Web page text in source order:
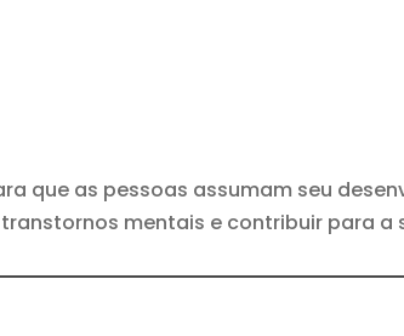
que as pessoas assumam seu
mentais e contribuir para a